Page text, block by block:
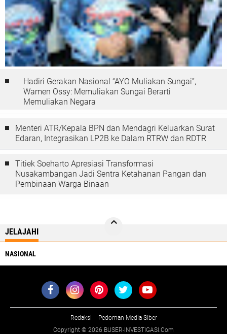
Hadiri Gerakan Nasional “AYO Muliakan Sungai”,
Wamen Ossy: Memuliakan Sungai Berarti
Memuliakan Negara
Menteri ATR/Kepala BPN dan Mendagri Keluarkan Surat
Edaran, Integrasikan LP2B ke Dalam RTRW dan RDTR
Titiek Soeharto Apresiasi Transformasi
Nusakambangan Jadi Sentra Ketahanan Pangan dan
Pembinaan Warga Binaan
JELAJAHI
NASIONAL
Redaksi
Pedoman Media Siber
Copyright © 2026 BUSER-INVESTIGASI.Com